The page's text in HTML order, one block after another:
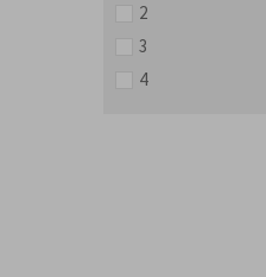
2
3
4